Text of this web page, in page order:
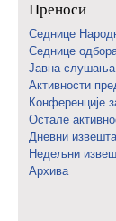
Преноси
Седнице
Седнице
Јавна слушања
Активности
Конференције
Oстале
Дневни
Недељни
Архива